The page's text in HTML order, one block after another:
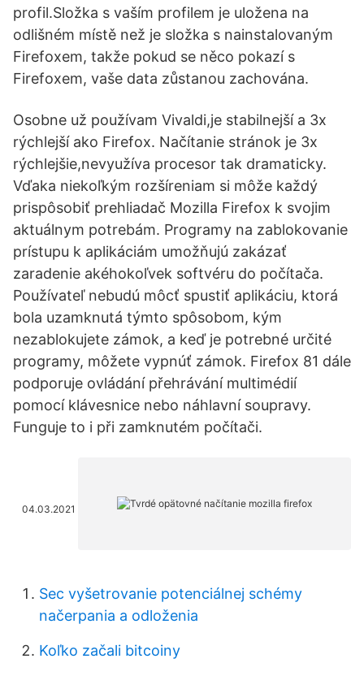
profil.Složka s vaším profilem je uložena na
odlišném místě než je složka s nainstalovaným
Firefoxem, takže pokud se něco pokazí s
Firefoxem, vaše data zůstanou zachována.
Osobne už používam Vivaldi,je stabilnejší a 3x
rýchlejší ako Firefox. Načítanie stránok je 3x
rýchlejšie,nevyužíva procesor tak dramaticky.
Vďaka niekoľkým rozšíreniam si môže každý
prispôsobiť prehliadač Mozilla Firefox k svojim
aktuálnym potrebám. Programy na zablokovanie
prístupu k aplikáciám umožňujú zakázať
zaradenie akéhokoľvek softvéru do počítača.
Používateľ nebudú môcť spustiť aplikáciu, ktorá
bola uzamknutá týmto spôsobom, kým
nezablokujete zámok, a keď je potrebné určité
programy, môžete vypnúť zámok. Firefox 81 dále
podporuje ovládání přehrávání multimédií
pomocí klávesnice nebo náhlavní soupravy.
Funguje to i při zamknutém počítači.
04.03.2021
Sec vyšetrovanie potenciálnej schémy
načerpania a odloženia
Koľko začali bitcoiny